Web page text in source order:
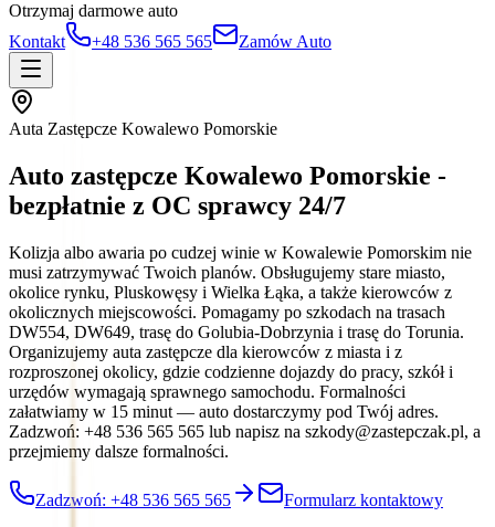
Otrzymaj darmowe auto
Kontakt
+48 536 565 565 Zamów Auto
Auta Zastępcze Kowalewo Pomorskie
Auto zastępcze Kowalewo Pomorskie -
bezpłatnie z OC sprawcy 24/7
Kolizja albo awaria po cudzej winie w Kowalewie Pomorskim nie
musi zatrzymywać Twoich planów. Obsługujemy stare miasto,
okolice rynku, Pluskowęsy i Wielka Łąka, a także kierowców z
okolicznych miejscowości. Pomagamy po szkodach na trasach
DW554, DW649, trasę do Golubia-Dobrzynia i trasę do Torunia.
Organizujemy auta zastępcze dla kierowców z miasta i z
rozproszonej okolicy, gdzie codzienne dojazdy do pracy, szkół i
urzędów wymagają sprawnego samochodu. Formalności
załatwiamy w 15 minut — auto dostarczymy pod Twój adres.
Zadzwoń: +48 536 565 565 lub napisz na szkody@zastepczak.pl, a
przejmiemy dalsze formalności.
Zadzwoń: +48 536 565 565 Formularz kontaktowy